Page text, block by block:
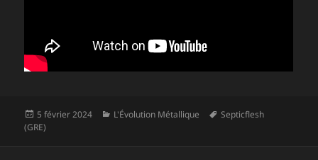
Publié
le
5 février 2024 Catégories
L'Évolution Métallique
Mots-
Septicflesh
(GRE)